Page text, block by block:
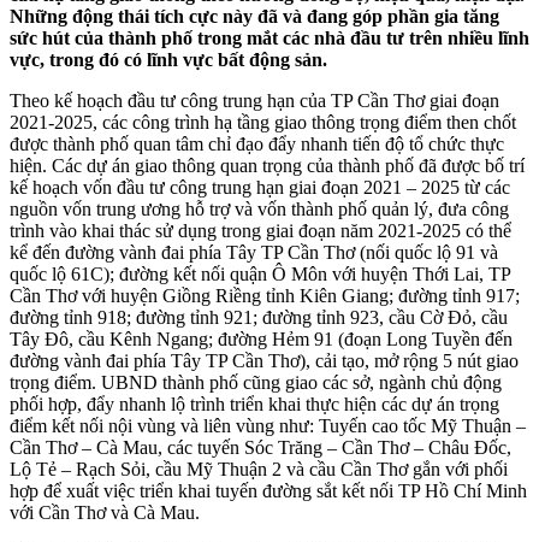
Những động thái tích cực này đã và đang góp phần gia tăng
sức hút của thành phố trong mắt các nhà đầu tư trên nhiều lĩnh
vực, trong đó có lĩnh vực bất động sản.
Theo kế hoạch đầu tư công trung hạn của TP Cần Thơ giai đoạn
2021-2025, các công trình hạ tầng giao thông trọng điểm then chốt
được thành phố quan tâm chỉ đạo đẩy nhanh tiến độ tổ chức thực
hiện. Các dự án giao thông quan trọng của thành phố đã được bố trí
kế hoạch vốn đầu tư công trung hạn giai đoạn 2021 – 2025 từ các
nguồn vốn trung ương hỗ trợ và vốn thành phố quản lý, đưa công
trình vào khai thác sử dụng trong giai đoạn năm 2021-2025 có thể
kể đến đường vành đai phía Tây TP Cần Thơ (nối quốc lộ 91 và
quốc lộ 61C); đường kết nối quận Ô Môn với huyện Thới Lai, TP
Cần Thơ với huyện Giồng Riềng tỉnh Kiên Giang; đường tỉnh 917;
đường tỉnh 918; đường tỉnh 921; đường tỉnh 923, cầu Cờ Đỏ, cầu
Tây Đô, cầu Kênh Ngang; đường Hẻm 91 (đoạn Long Tuyền đến
đường vành đai phía Tây TP Cần Thơ), cải tạo, mở rộng 5 nút giao
trọng điểm. UBND thành phố cũng giao các sở, ngành chủ động
phối hợp, đẩy nhanh lộ trình triển khai thực hiện các dự án trọng
điểm kết nối nội vùng và liên vùng như: Tuyến cao tốc Mỹ Thuận –
Cần Thơ – Cà Mau, các tuyến Sóc Trăng – Cần Thơ – Châu Đốc,
Lộ Tẻ – Rạch Sỏi, cầu Mỹ Thuận 2 và cầu Cần Thơ gắn với phối
hợp để xuất việc triển khai tuyến đường sắt kết nối TP Hồ Chí Minh
với Cần Thơ và Cà Mau.